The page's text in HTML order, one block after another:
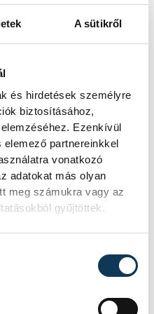
A sütikről
és hirdetések személyre
biztosításához,
Ezenkívül
partnereinkkel
vonatkozó
adatokat más olyan
meg számukra vagy az
gyűjtöttek.
-
az év
amelyre minden
44
hely nyert...
elemzőket
értékelték